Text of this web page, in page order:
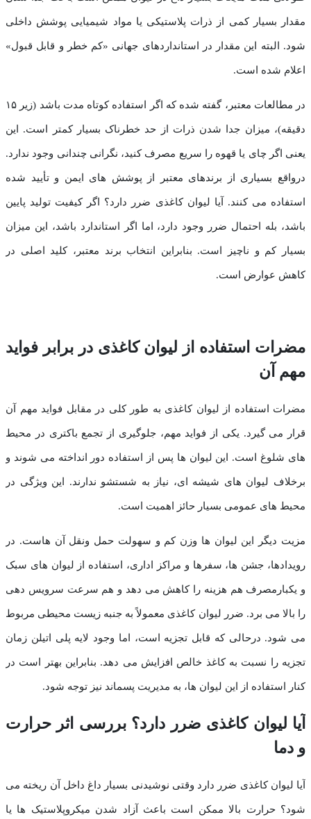
مقدار بسیار کمی از ذرات پلاستیکی یا مواد شیمیایی پوشش داخلی
شود. البته این مقدار در استانداردهای جهانی «کم خطر و قابل قبول»
اعلام شده است.
در مطالعات معتبر، گفته شده که اگر استفاده کوتاه مدت باشد (زیر ۱۵
دقیقه)، میزان جدا شدن ذرات از حد خطرناک بسیار کمتر است. این
یعنی اگر چای یا قهوه را سریع مصرف کنید، نگرانی چندانی وجود ندارد.
درواقع بسیاری از برندهای معتبر از پوشش های ایمن و تأیید شده
استفاده می کنند. آیا لیوان کاغذی ضرر دارد؟ اگر کیفیت تولید پایین
باشد، بله احتمال ضرر وجود دارد، اما اگر استاندارد باشد، این میزان
بسیار کم و ناچیز است. بنابراین انتخاب برند معتبر، کلید اصلی در
کاهش عوارض است.
مضرات استفاده از لیوان کاغذی در برابر فواید
مهم آن
مضرات استفاده از لیوان کاغذی به طور کلی در مقابل فواید مهم آن
قرار می گیرد. یکی از فواید مهم، جلوگیری از تجمع باکتری در محیط
های شلوغ است. این لیوان ها پس از استفاده دور انداخته می شوند و
برخلاف لیوان های شیشه ای، نیاز به شستشو ندارند. این ویژگی در
محیط های عمومی بسیار حائز اهمیت است.
مزیت دیگر این لیوان ها وزن کم و سهولت حمل ونقل آن هاست. در
رویدادها، جشن ها، سفرها و مراکز اداری، استفاده از لیوان های سبک
و یکبارمصرف هم هزینه را کاهش می دهد و هم سرعت سرویس دهی
را بالا می برد. ضرر لیوان کاغذی معمولاً به جنبه زیست محیطی مربوط
می شود. درحالی که قابل تجزیه است، اما وجود لایه پلی اتیلن زمان
تجزیه را نسبت به کاغذ خالص افزایش می دهد. بنابراین بهتر است در
کنار استفاده از این لیوان ها، به مدیریت پسماند نیز توجه شود.
آیا لیوان کاغذی ضرر دارد؟ بررسی اثر حرارت
و دما
آیا لیوان کاغذی ضرر دارد وقتی نوشیدنی بسیار داغ داخل آن ریخته می
شود؟ حرارت بالا ممکن است باعث آزاد شدن میکروپلاستیک ها یا